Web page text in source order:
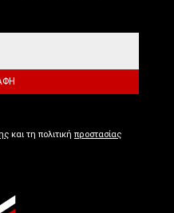
και τη πολιτική προστασίας